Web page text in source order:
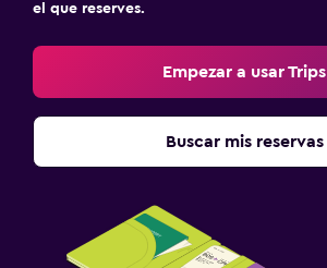
el que reserves.
Empezar a usar Trips
Buscar mis reservas